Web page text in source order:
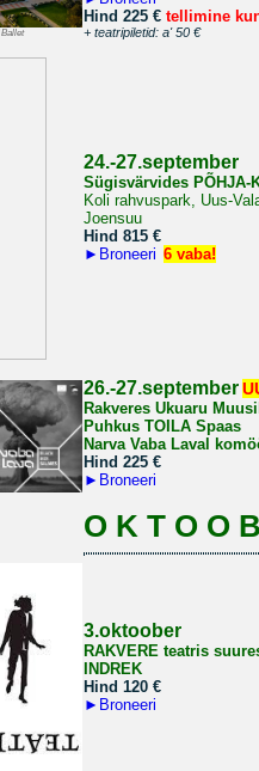
Hind 225 € tellimine
+ teatripiletid: a' 50 €
24.-27.september
Sügisvärvides PÕHJA-
Koli rahvuspark, Uus-
Joensuu
Hind 815 €
► Broneeri 6 vaba!
26.-27.september
Rakveres Ukuaru
Puhkus TOILA Spaas
Narva Vaba Laval
Hind 225 €
► Broneeri
O K T O O
3.oktoober
RAKVERE teatris
INDREK
Hind 120 €
► Broneeri